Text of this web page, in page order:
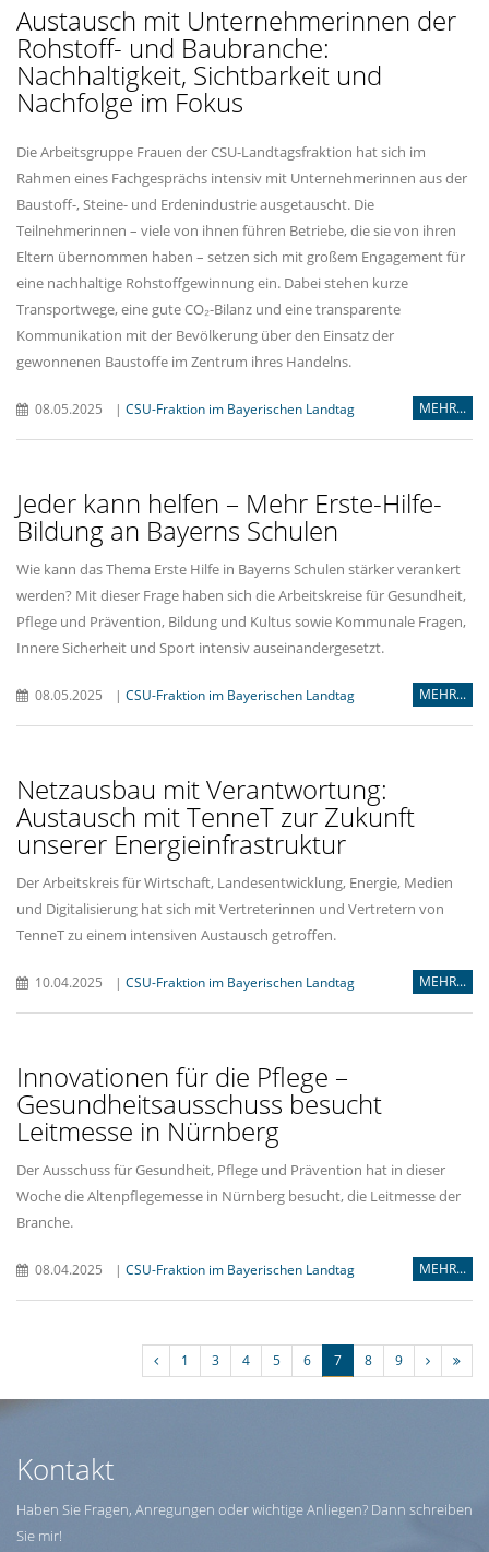
Austausch mit Unternehmerinnen der
Rohstoff- und Baubranche:
Nachhaltigkeit, Sichtbarkeit und
Nachfolge im Fokus
Die Arbeitsgruppe Frauen der CSU-Landtagsfraktion hat sich im
Rahmen eines Fachgesprächs intensiv mit Unternehmerinnen aus der
Baustoff-, Steine- und Erdenindustrie ausgetauscht. Die
Teilnehmerinnen – viele von ihnen führen Betriebe, die sie von ihren
Eltern übernommen haben – setzen sich mit großem Engagement für
eine nachhaltige Rohstoffgewinnung ein. Dabei stehen kurze
Transportwege, eine gute CO₂-Bilanz und eine transparente
Kommunikation mit der Bevölkerung über den Einsatz der
gewonnenen Baustoffe im Zentrum ihres Handelns.
08.05.2025 | CSU-Fraktion im Bayerischen Landtag MEHR...
Jeder kann helfen – Mehr Erste-Hilfe-
Bildung an Bayerns Schulen
Wie kann das Thema Erste Hilfe in Bayerns Schulen stärker verankert
werden? Mit dieser Frage haben sich die Arbeitskreise für Gesundheit,
Pflege und Prävention, Bildung und Kultus sowie Kommunale Fragen,
Innere Sicherheit und Sport intensiv auseinandergesetzt.
08.05.2025 | CSU-Fraktion im Bayerischen Landtag MEHR...
Netzausbau mit Verantwortung:
Austausch mit TenneT zur Zukunft
unserer Energieinfrastruktur
Der Arbeitskreis für Wirtschaft, Landesentwicklung, Energie, Medien
und Digitalisierung hat sich mit Vertreterinnen und Vertretern von
TenneT zu einem intensiven Austausch getroffen.
10.04.2025 | CSU-Fraktion im Bayerischen Landtag MEHR...
Innovationen für die Pflege –
Gesundheitsausschuss besucht
Leitmesse in Nürnberg
Der Ausschuss für Gesundheit, Pflege und Prävention hat in dieser
Woche die Altenpflegemesse in Nürnberg besucht, die Leitmesse der
Branche.
08.04.2025 | CSU-Fraktion im Bayerischen Landtag MEHR...
1 3 4 5 6 7 8 9
Kontakt
Haben Sie Fragen, Anregungen oder wichtige Anliegen? Dann schreiben
Sie mir!